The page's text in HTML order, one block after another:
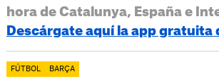
hora de Catalunya, España e
Descárgate aquí la app gratuita
FÚTBOL BARÇA